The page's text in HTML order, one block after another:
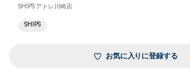
SHIPS アトレ川崎店
SHIPS
お気に入りに登録する